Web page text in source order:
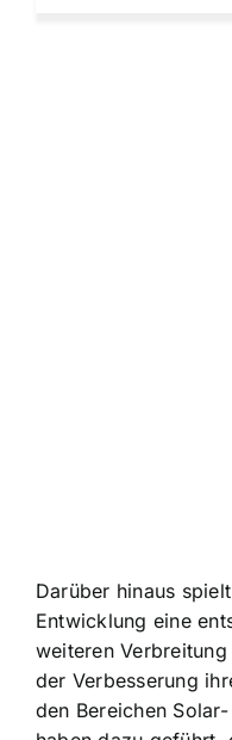
Darüber hinaus
Entwicklung eine
weiteren
der Verbesserung
den Bereichen